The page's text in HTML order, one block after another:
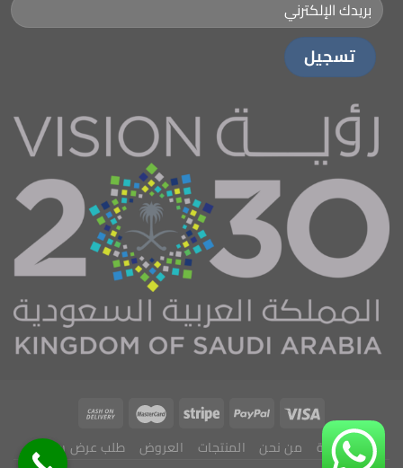
الرئيسية من نحن المنتجات العروض طلب عرض سعر